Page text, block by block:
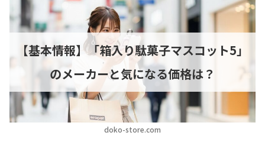
doko-store.com
【基本情報】「箱入り駄菓子マスコット5」
のメーカーと気になる価格は？